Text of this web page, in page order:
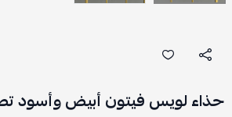
حذاء لويس فيتون أبيض وأسود